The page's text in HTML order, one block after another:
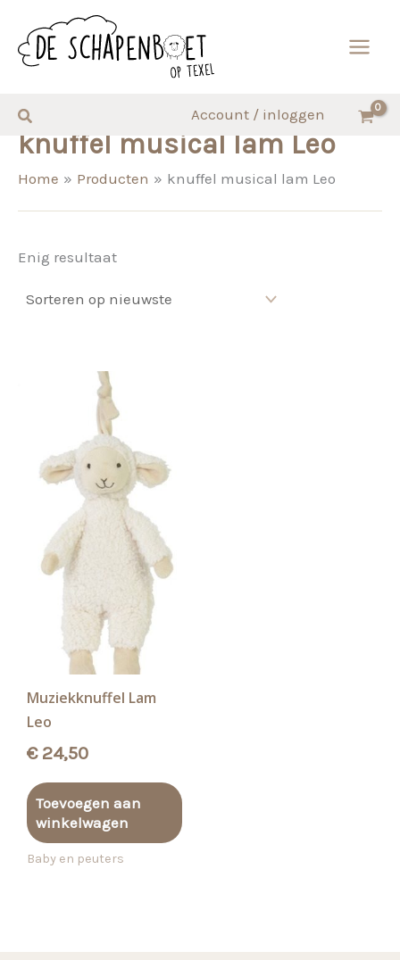
naar
Zoeken Account / inloggen
knuffel musical lam Leo
Home Producten knuffel musical lam Leo
Enig resultaat
Muziekknuffel Lam
Leo
€24,50
Toevoegen aan
winkelwagen
Baby en peuters